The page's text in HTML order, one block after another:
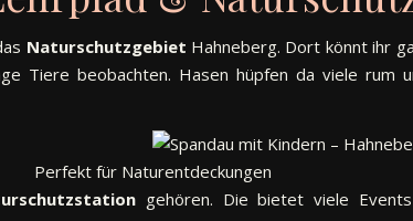
Naturschutzgebiet Hahneberg. Dort könnt ihr
Tiere beobachten. Hasen hüpfen da viele rum
Perfekt für Naturentdeckungen
gehören. Die bietet viele